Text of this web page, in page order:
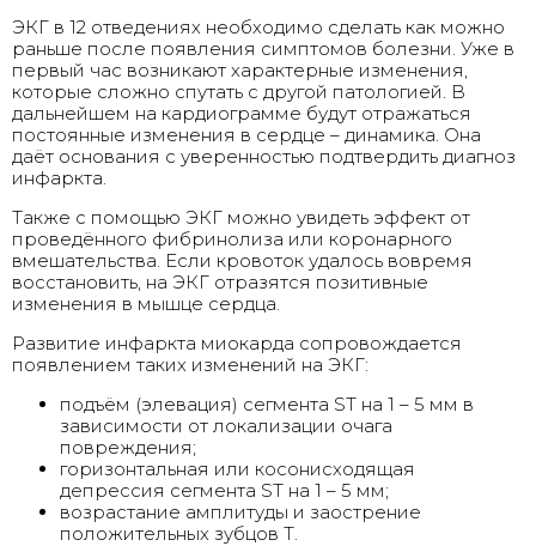
ЭКГ в 12 отведениях необходимо сделать как можно
раньше после появления симптомов болезни. Уже в
первый час возникают характерные изменения,
которые сложно спутать с другой патологией. В
дальнейшем на кардиограмме будут отражаться
постоянные изменения в сердце – динамика. Она
даёт основания с уверенностью подтвердить диагноз
инфаркта.
Также с помощью ЭКГ можно увидеть эффект от
проведённого фибринолиза или коронарного
вмешательства. Если кровоток удалось вовремя
восстановить, на ЭКГ отразятся позитивные
изменения в мышце сердца.
Развитие инфаркта миокарда сопровождается
появлением таких изменений на ЭКГ:
подъём (элевация) сегмента ST на 1 – 5 мм в
зависимости от локализации очага
повреждения;
горизонтальная или косонисходящая
депрессия сегмента ST на 1 – 5 мм;
возрастание амплитуды и заострение
положительных зубцов Т.